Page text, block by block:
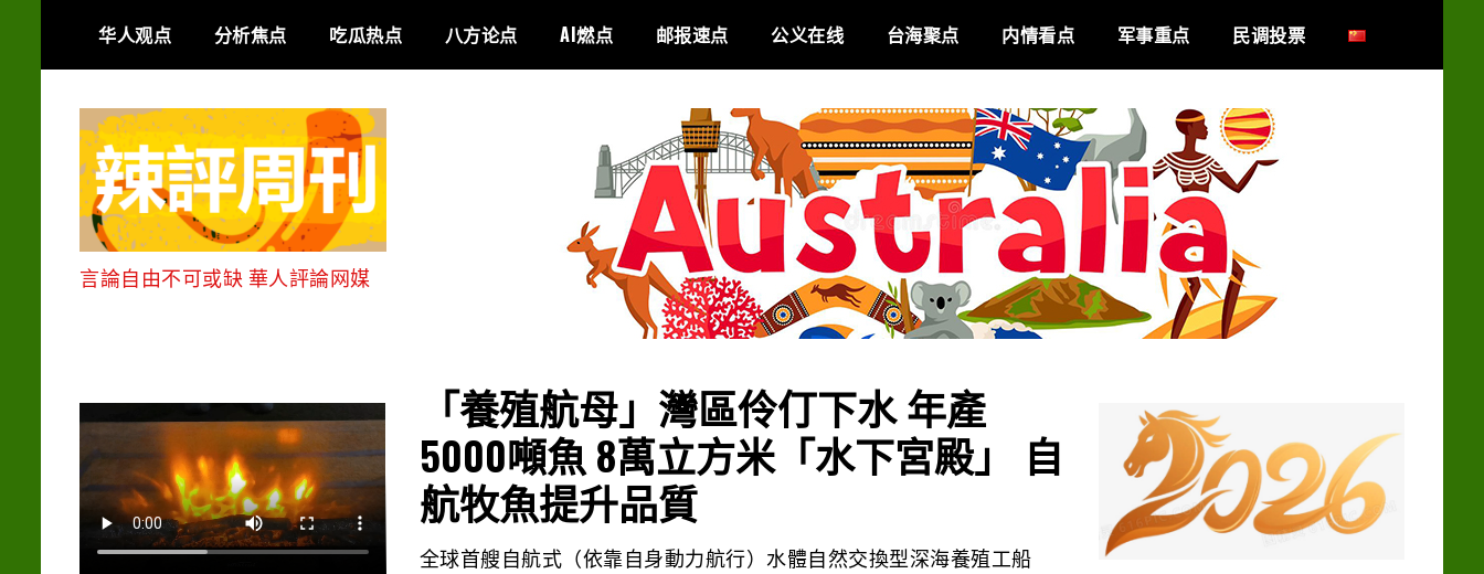
content
华人观点 分析焦点 吃瓜热点 八方论点 AI燃点 邮报速点 公义在线 台海聚点 内情看点 军事重点 民调投票
言論自由不可或缺 華人評論网媒
「養殖航母」灣區伶仃下水 年產
5000噸魚 8萬立方米「水下宮殿」 自
航牧魚提升品質
全球首艘自航式（依靠自身動力航行）水體自然交換型深海養殖工船